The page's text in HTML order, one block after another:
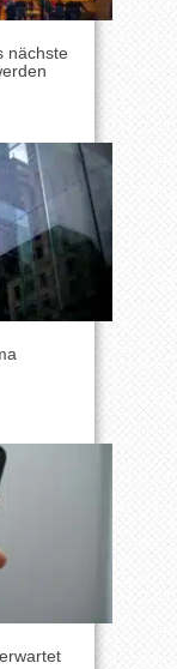
nächste